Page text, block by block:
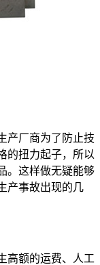
厂商为了防止技
的扭力起子，所以
。这样做无疑能够
产事故出现的几
额的运费、人工